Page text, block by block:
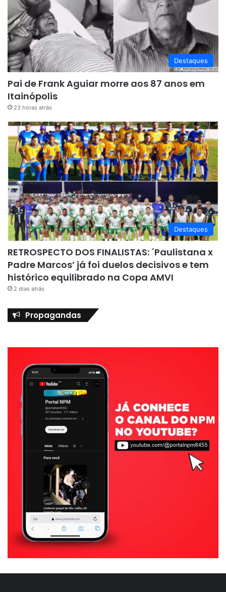
Destaques
Pai de Frank Aguiar morre aos 87 anos em
Itainópolis
23 horas atrás
Destaques
RETROSPECTO DOS FINALISTAS: ´Paulistana x
Padre Marcos’ já foi duelos decisivos e tem
histórico equilibrado na Copa AMVI
2 dias atrás
Propagandas